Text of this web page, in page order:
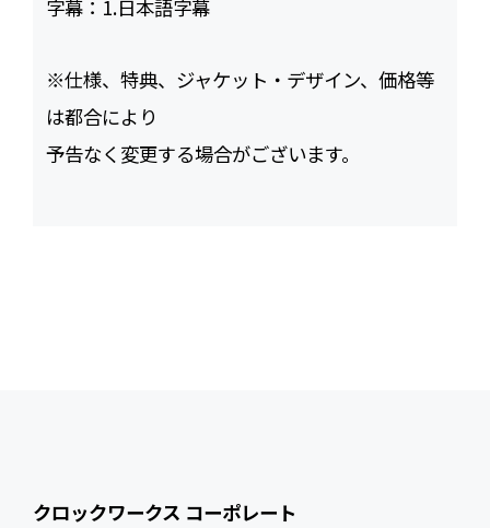
字幕： 1.日本語字幕
※仕様、特典、ジャケット・デザイン、価格等
は都合により
予告なく変更する場合がございます。
クロックワークス コーポレート